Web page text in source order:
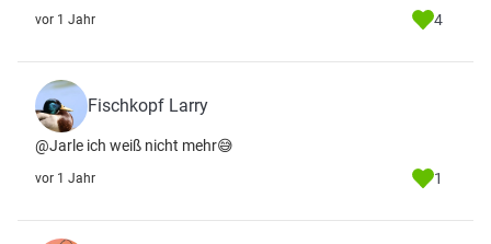
vor 1 Jahr 4
Fischkopf Larry
@Jarle ich weiß nicht mehr😅
vor 1 Jahr 1